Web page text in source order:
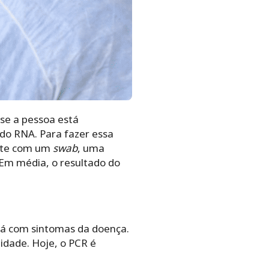
a pessoa está
RNA. Para fazer essa
com um swab, uma
média, o resultado do
com sintomas da doença.
Hoje, o PCR é